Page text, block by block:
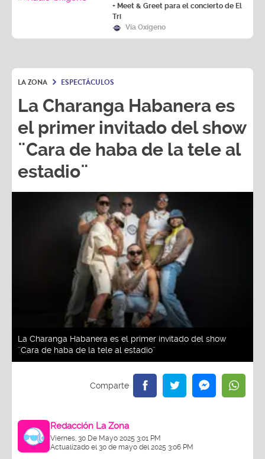
+ Meet & Greet para el concierto de El
Tri
Vía Oxígeno
LA ZONA ESPECTÁCULOS
La Charanga Habanera es
el primer invitado del show
¨Cara de haba de la tele al
estadio¨
La Charanga Habanera es el primer invitado del show
¨Cara de haba de la tele al estadio¨
Redacción La Zona
Viernes, 30 De Mayo 2025 3:01 PM
Actualizado el 30 de mayo del 2025 3:06 PM